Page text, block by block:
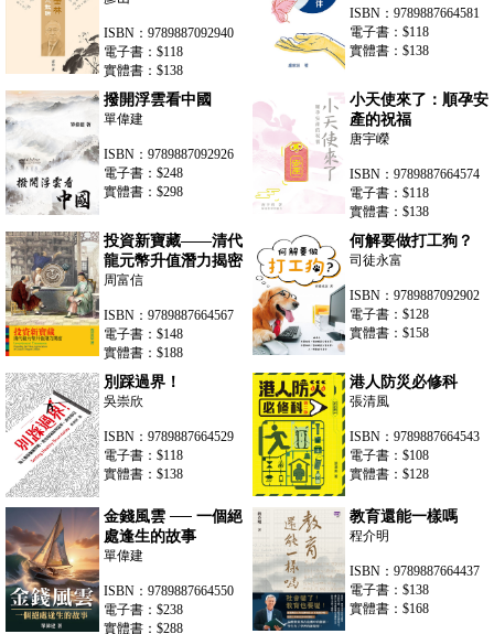
ISBN：9789887092940
電子書：$118
實體書：$138
ISBN：9789887664581
電子書：$118
實體書：$138
撥開浮雲看中國
單偉建
ISBN：9789887092926
電子書：$248
實體書：$298
小天使來了：順孕安
產的祝福
唐宇嶸
ISBN：9789887664574
電子書：$118
實體書：$138
投資新寶藏——清代
龍元幣升值潛力揭密
周富信
ISBN：9789887664567
電子書：$148
實體書：$188
何解要做打工狗？
司徒永富
ISBN：9789887092902
電子書：$128
實體書：$158
別踩過界！
吳崇欣
ISBN：9789887664529
電子書：$118
實體書：$138
港人防災必修科
張清風
ISBN：9789887664543
電子書：$108
實體書：$128
金錢風雲 ── 一個絕
處逢生的故事
單偉建
ISBN：9789887664550
電子書：$238
實體書：$288
教育還能一樣嗎
程介明
ISBN：9789887664437
電子書：$138
實體書：$168